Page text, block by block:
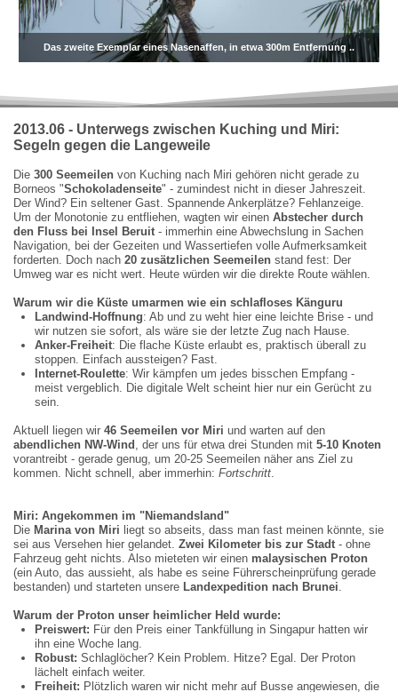
Das zweite Exemplar eines Nasenaffen, in etwa 300m Entfernung ..
2013.06 - Unterwegs zwischen Kuching und Miri:
Segeln gegen die Langeweile
Die 300 Seemeilen von Kuching nach Miri gehören nicht gerade zu
Borneos "Schokoladenseite" - zumindest nicht in dieser Jahreszeit.
Der Wind? Ein seltener Gast. Spannende Ankerplätze? Fehlanzeige.
Um der Monotonie zu entfliehen, wagten wir einen Abstecher durch
den Fluss bei Insel Beruit- immerhin eine Abwechslung in Sachen
Navigation, bei der Gezeiten und Wassertiefen volle Aufmerksamkeit
forderten. Doch nach 20 zusätzlichen Seemeilen stand fest: Der
Umweg war es nicht wert. Heute würden wir die direkte Route wählen.
Warum wir die Küste umarmen wie ein schlafloses Känguru
Landwind-Hoffnung: Ab und zu weht hier eine leichte Brise - und
wir nutzen sie sofort, als wäre sie der letzte Zug nach Hause.
Anker-Freiheit: Die flache Küste erlaubt es, praktisch überall zu
stoppen. Einfach aussteigen? Fast.
Internet-Roulette: Wir kämpfen um jedes bisschen Empfang -
meist vergeblich. Die digitale Welt scheint hier nur ein Gerücht zu
sein.
Aktuell liegen wir 46 Seemeilen vor Miri und warten auf den
abendlichen NW-Wind , der uns für etwa drei Stunden mit 5-10 Knoten
vorantreibt - gerade genug, um 20-25 Seemeilen näher ans Ziel zu
kommen. Nicht schnell, aber immerhin: Fortschritt.
Miri: Angekommen im "Niemandsland "
Die Marina von Miri liegt so abseits, dass man fast meinen könnte, sie
sei aus Versehen hier gelandet. Zwei Kilometer bis zur Stadt- ohne
Fahrzeug geht nichts. Also mieteten wir einen malaysischen Proton
(ein Auto, das aussieht, als habe es seine Führerscheinprüfung gerade
bestanden) und starteten unsere Landexpedition nach Brunei.
Warum der Proton unser heimlicher Held wurde:
Preiswert: Für den Preis einer Tankfüllung in Singapur hatten wir
ihn eine Woche lang.
Robust: Schlaglöcher? Kein Problem. Hitze? Egal. Der Proton
lächelt einfach weiter.
Freiheit: Plötzlich waren wir nicht mehr auf Busse angewiesen, die